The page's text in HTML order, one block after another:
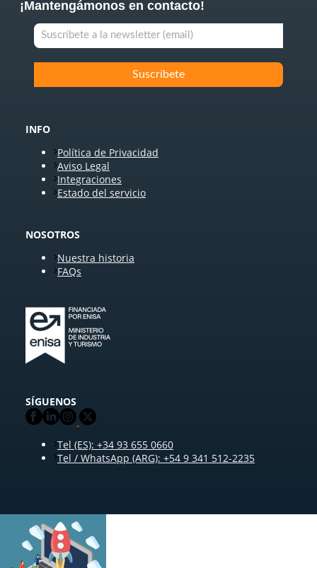
¡Mantengámonos en contacto!
INFO
Política de Privacidad
Aviso Legal
Integraciones
Estado del servicio
NOSOTROS
Nuestra historia
FAQs
SÍGUENOS
Tel (ES): +34 93 655 0660
Tel / WhatsApp (ARG): +54 9 341 512-2235